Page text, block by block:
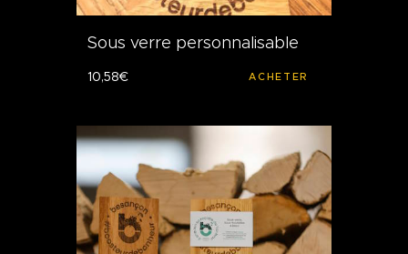
Sous verre personnalisable
10,58€ ACHETER